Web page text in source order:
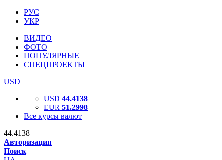
РУС
УКР
ВИДЕО
ФОТО
ПОПУЛЯРНЫЕ
СПЕЦПРОЕКТЫ
USD
USD 44.4138
EUR 51.2998
Все курсы валют
44.4138
Авторизация
Поиск